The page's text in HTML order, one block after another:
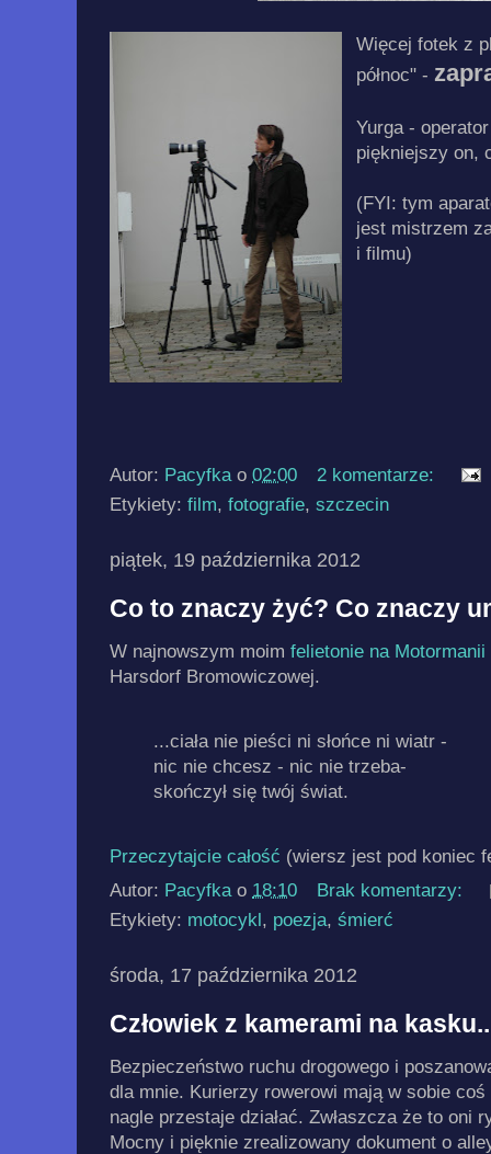
Więcej fotek z
północ" -
Yurga -
piękniejszy on,
(FYI: tym
jest mistrzem
i filmu)
Autor: Pacyfka o 02:00
2 komentarze:
Etykiety: film, fotografie, szczecin
piątek, 19 października 2012
Co to znaczy żyć? Co znaczy
W najnowszym moim felietonie na Motormanii
Harsdorf Bromowiczowej.
...ciała nie pieści ni słońce ni wiatr -
nic nie chcesz - nic nie trzeba-
skończył się twój świat.
Przeczytajcie całość (wiersz jest pod koniec
Autor: Pacyfka o 18:10
Brak komentarzy:
Etykiety: motocykl, poezja, śmierć
środa, 17 października 2012
Człowiek z kamerami na
Bezpieczeństwo ruchu drogowego i
dla mnie. Kurierzy rowerowi mają w sobie
nagle przestaje działać. Zwłaszcza że to oni
Mocny i pięknie zrealizowany dokument o